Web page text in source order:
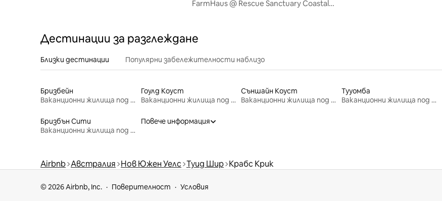
bes Creek
FarmHaus @ Rescue Sanctuary Coastal
Дестинации за разглеждане
Близки дестинации Популярни забележителности наблизо
Бризбейн
Ваканционни жилища под наем
Гоулд Коуст
Ваканционни жилища под наем
Съншайн Коуст
Ваканционни жилища под наем
Тууомба
Ваканционни жилища под наем
Бризбън Сити
Ваканционни жилища под наем
Повече информация
Airbnb Австралия Нов Южен Уелс Туид Шир Крабс Крик
© 2026 Airbnb, Inc. Поверителност Условия